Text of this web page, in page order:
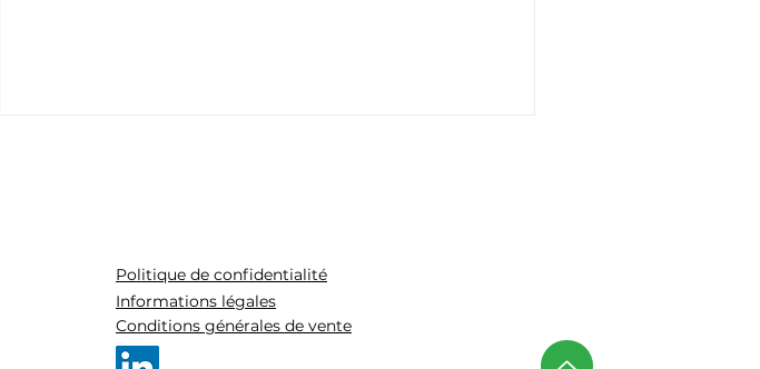
Politique de confidentialité
Informations légales
Conditions générales de vente